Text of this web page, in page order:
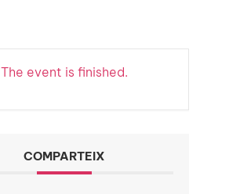
The event is finished.
COMPARTEIX